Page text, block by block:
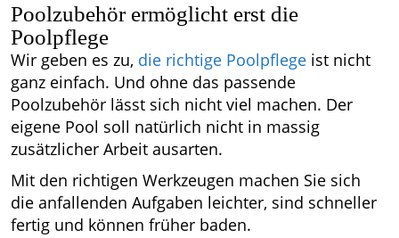
Poolzubehör ermöglicht erst die
Poolpflege
Wir geben es zu, die richtige Poolpflege ist nicht
ganz einfach. Und ohne das passende
Poolzubehör lässt sich nicht viel machen. Der
eigene Pool soll natürlich nicht in massig
zusätzlicher Arbeit ausarten.
Mit den richtigen Werkzeugen machen Sie sich
die anfallenden Aufgaben leichter, sind schneller
fertig und können früher baden.